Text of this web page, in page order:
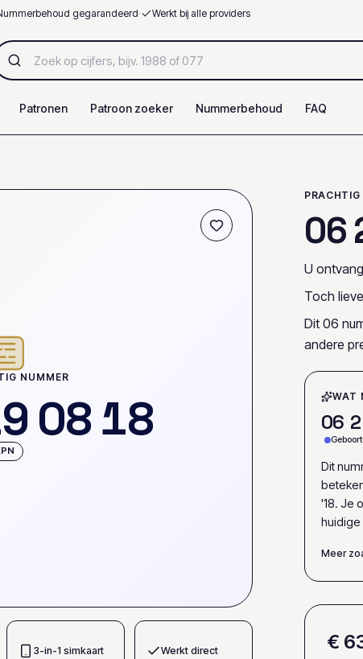
gegarandeerd· Werkt bij alle providers
Patronen Patroon zoeker Nummerbehoud FAQ
NUMMER
9 0818
3-in-1 simkaart Werkt direct
06
U
Toch
Dit 06
andere
WAT
06 2
Dit
'18. Je
huidige
Meer
€